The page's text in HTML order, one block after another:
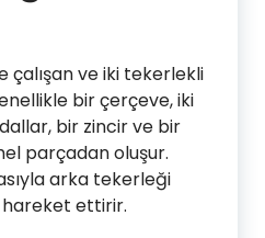
çalışan ve iki tekerlekli
bir çerçeve, iki
bir zincir ve bir
parçadan oluşur.
arka tekerleği
ettirir.